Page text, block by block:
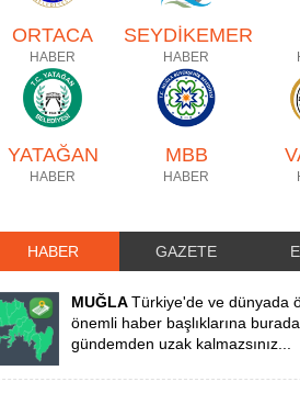
ORTACA
HABER
SEYDİKEMER
HABER
YATAĞAN
HABER
MBB
HABER
HABER GAZETE
MUĞLATürkiye'de ve dünyada
önemli haber başlıklarına
gündemden uzak kalmazsınız...